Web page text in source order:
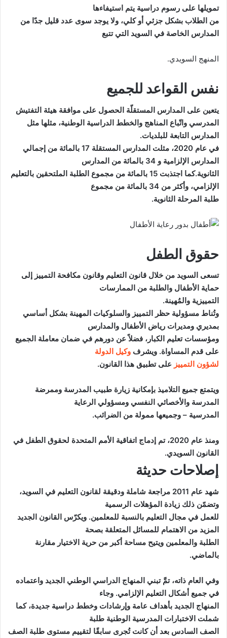
تمويلها على رسوم دراسية يتم استيفاءها
من الطلاب بشكل جزئي أو كلي، ولا يوجد سوى عدد قليل جدًا من
المدارس الخاصة في السويد التي تتبع
المنهج السويدي.
نفس القواعد للجميع
يتعين على المدارس المستقلّة الحصول على موافقة هيئة التفتيش
المدرسي واتّباع المناهج والخطط الدراسية الوطنية، مثلها مثل
المدارس التابعة للبلديات.
في عام 2020، مثلت المدارس المستقلة 17 بالمائة من إجمالي
المدارس الإلزامية و 34 بالمائة من المدارس
الثانوية.كما اجتذبت 15 بالمائة من مجموع الطلبة الملتحقين بالتعليم
الإلزامي، وأكثر من 34 بالمائة من مجموع
طلبة المرحلة الثانوية.
حقوق الطفل
تسعى السويد من خلال قانون التعليم وقانون مكافحة التمييز إلى
حماية الأطفال والطلبة من الممارسات
التمييزية والمُهينة.
وتُناط مسؤولية حظر التمييز والسلوكيات المهينة بشكل أساسي
بمديري ومديرات رياض الأطفال والمدارس
ومؤسسات تعليم الكبار، فضلاً عن دورهم في ضمان معاملة الجميع
على قدم المساواة. ويشرف وكيل الدولة
لشؤون التمييز على تطبيق هذا القانون.
ويتمتع جميع التلاميذ بإمكانية زيارة طبيب المدرسة وممرضة
المدرسة والأخصائي النفسي ومسؤولي الرعاية
المدرسية – وجميعها ممولة من الضرائب.
ومنذ عام 2020، تم إدماج اتفاقية الأمم المتحدة لحقوق الطفل في
القانون السويدي.
إصلاحات حديثة
شهد عام 2011 مراجعة شاملة ودقيقة لقانون التعليم في السويد،
وتضمّن ذلك زيادة المؤهلات الرسمية
للعمل في مجال التعليم بالنسبة للمعلمين. ويكرّس القانون الجديد
المزيد من الاهتمام للمسائل المتعلقة بصحة
الطلبة والمعلمين ويتيح مساحة أكبر من حرية الاختيار مقارنة
بالماضي.
وفي العام ذاته، تمَّ تبني المنهاج الدراسي الوطني الجديد واعتماده
في جميع أشكال التعليم الإلزامي. وجاء
المنهاج الجديد بأهداف عامة وإرشادات وخطط دراسية جديدة، كما
شملت الاختبارات المدرسية الوطنية طلبة
الصف السادس بعد أن كانت تُجرى سابقًا لتقييم مستوى طلبة الصف